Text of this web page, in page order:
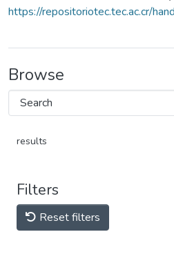
https://repositoriotec.tec.ac.cr/
Browse
results
Filters
Reset filters